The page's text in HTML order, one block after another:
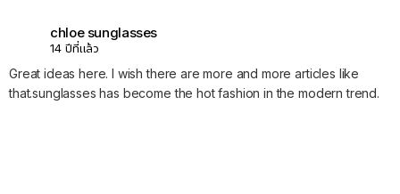
chloe sunglasses
14 ปีที่แล้ว
Great ideas here. I wish there are more and more articles like
that.sunglasses has become the hot fashion in the modern trend.